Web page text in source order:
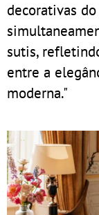
decorativas
sutis,
entre a
moderna."